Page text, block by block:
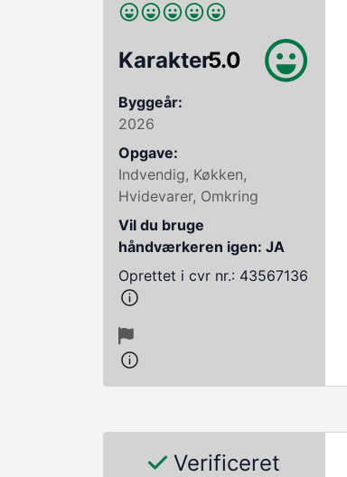
Karakter5.0
Byggeår:
2026
Opgave:
Indvendig, Køkken,
Hvidevarer, Omkring
Vil du bruge
håndværkeren igen: JA
Oprettet i cvr nr.: 43567136
Verificeret